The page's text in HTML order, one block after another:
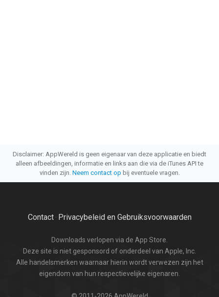
Disclaimer: AppWereld is geen eigenaar van deze applicatie en biedt
alleen afbeeldingen, informatie en links aan die via de iTunes API te
vinden zijn. Neem contact op bij eventuele vragen.
Contact· Privacybeleid en Gebruiksvoorwaarden
Downloads verlopen via de App Store.
Deze site is niet gesponsord of onderdeel van Apple, Inc.
Alle handelsmerken waarnaar hierin wordt verwezen zijn het
eigendom van hun respectievelijke eigenaren.